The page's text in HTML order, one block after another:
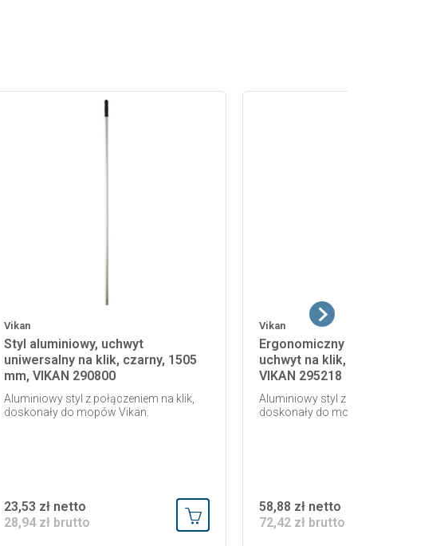
Vikan
Styl aluminiowy, uchwyt
uniwersalny na klik, czarny, 1505
mm, VIKAN 290800
Aluminiowy styl z połączeniem na klik,
doskonały do mopów Vikan.
23,53 zł netto
28,94 zł brutto
Vikan
Ergonomiczny styl aluminiowy,
uchwyt na klik, szary, 1375 mm,
VIKAN 295218
Aluminiowy styl z połączeniem na
doskonały do mopów Vikan.
58,88 zł netto
72,42 zł brutto